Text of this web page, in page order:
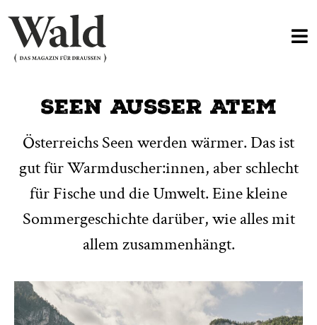
Seen ausser Atem
Österreichs Seen werden wärmer. Das ist
gut für Warmduscher:innen, aber schlecht
für Fische und die Umwelt. Eine kleine
Sommergeschichte darüber, wie alles mit
allem zusammenhängt.